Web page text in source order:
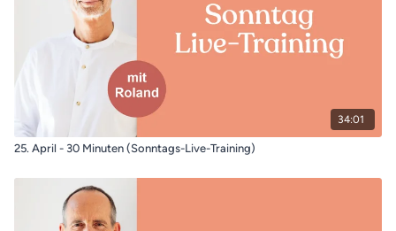
34:01
25. April - 30 Minuten (Sonntags-Live-Training)